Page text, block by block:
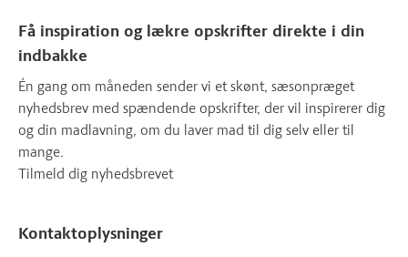
Få inspiration og lækre opskrifter direkte i din
indbakke
Én gang om måneden sender vi et skønt, sæsonpræget
nyhedsbrev med spændende opskrifter, der vil inspirerer dig
og din madlavning, om du laver mad til dig selv eller til
mange.
Tilmeld dig nyhedsbrevet
Kontaktoplysninger